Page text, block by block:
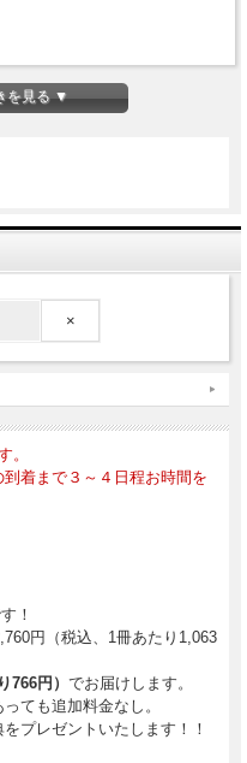
ームカルチャー
を見る ▼
×
。
着まで３～４日程お時間を
！
円（税込、1冊あたり1,063
766円） でお届けします。
ても追加料金なし。
プレゼントいたします！！